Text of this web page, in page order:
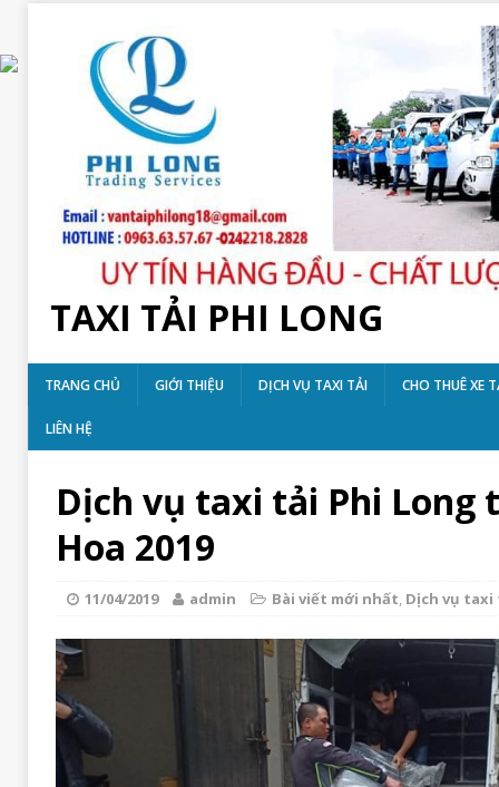
TAXI TẢI PHI LONG
TRANG CHỦ GIỚI THIỆU DỊCH VỤ TAXI TẢI CHO THUÊ XE
LIÊN HỆ
Dịch vụ taxi tải Phi Long
Hoa 2019
11/04/2019 admin Bài viết mới nhất, Dịch vụ taxi